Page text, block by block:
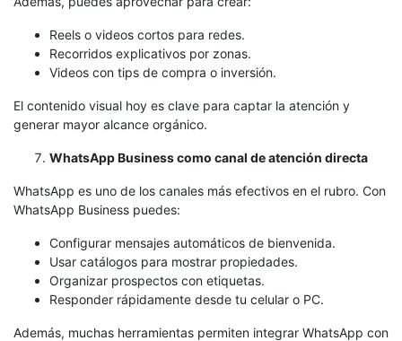
Reels o videos cortos para redes.
Recorridos explicativos por zonas.
Videos con tips de compra o inversión.
El contenido visual hoy es clave para captar la atención y
generar mayor alcance orgánico.
WhatsApp Business como canal de atención directa
WhatsApp es uno de los canales más efectivos en el rubro. Con
WhatsApp Business puedes:
Configurar mensajes automáticos de bienvenida.
Usar catálogos para mostrar propiedades.
Organizar prospectos con etiquetas.
Responder rápidamente desde tu celular o PC.
Además, muchas herramientas permiten integrar WhatsApp con